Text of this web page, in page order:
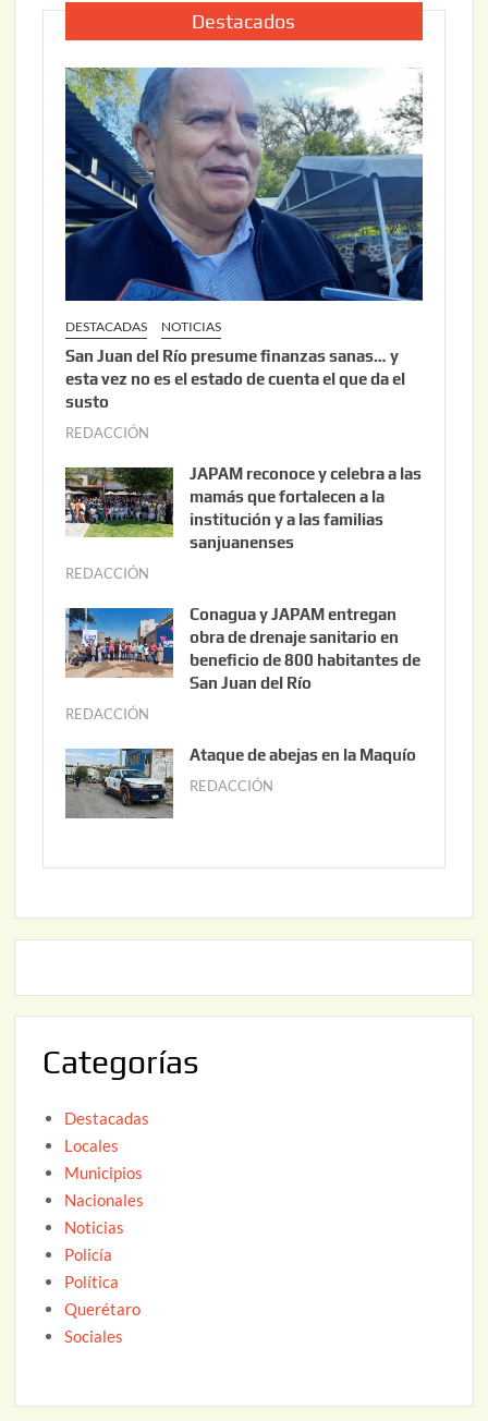
0
2
6
o
2
2
,
2
6
Destacados
DESTACADAS NOTICIAS
San Juan del Río presume finanzas sanas… y
esta vez no es el estado de cuenta el que da el
susto
REDACCIÓN
o
s
t
,
2
0
JAPAM reconoce y celebra a las
mamás que fortalecen a la
institución y a las familias
sanjuanenses
REDACCIÓN
n
i
o
,
2
0
6
Conagua y JAPAM entregan
obra de drenaje sanitario en
beneficio de 800 habitantes de
San Juan del Río
REDACCIÓN
n
i
o
Ataque de abejas en la Maquío
REDACCIÓN
o
2
Categorías
Destacadas
Locales
Municipios
Nacionales
Noticias
Policía
Política
Querétaro
Sociales